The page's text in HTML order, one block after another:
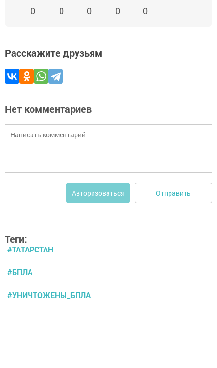
0 0 0 0 0
Расскажите друзьям
Нет комментариев
Авторизоваться Отправить
Теги:
#ТАТАРСТАН
#БПЛА
#УНИЧТОЖЕНЫ_БПЛА